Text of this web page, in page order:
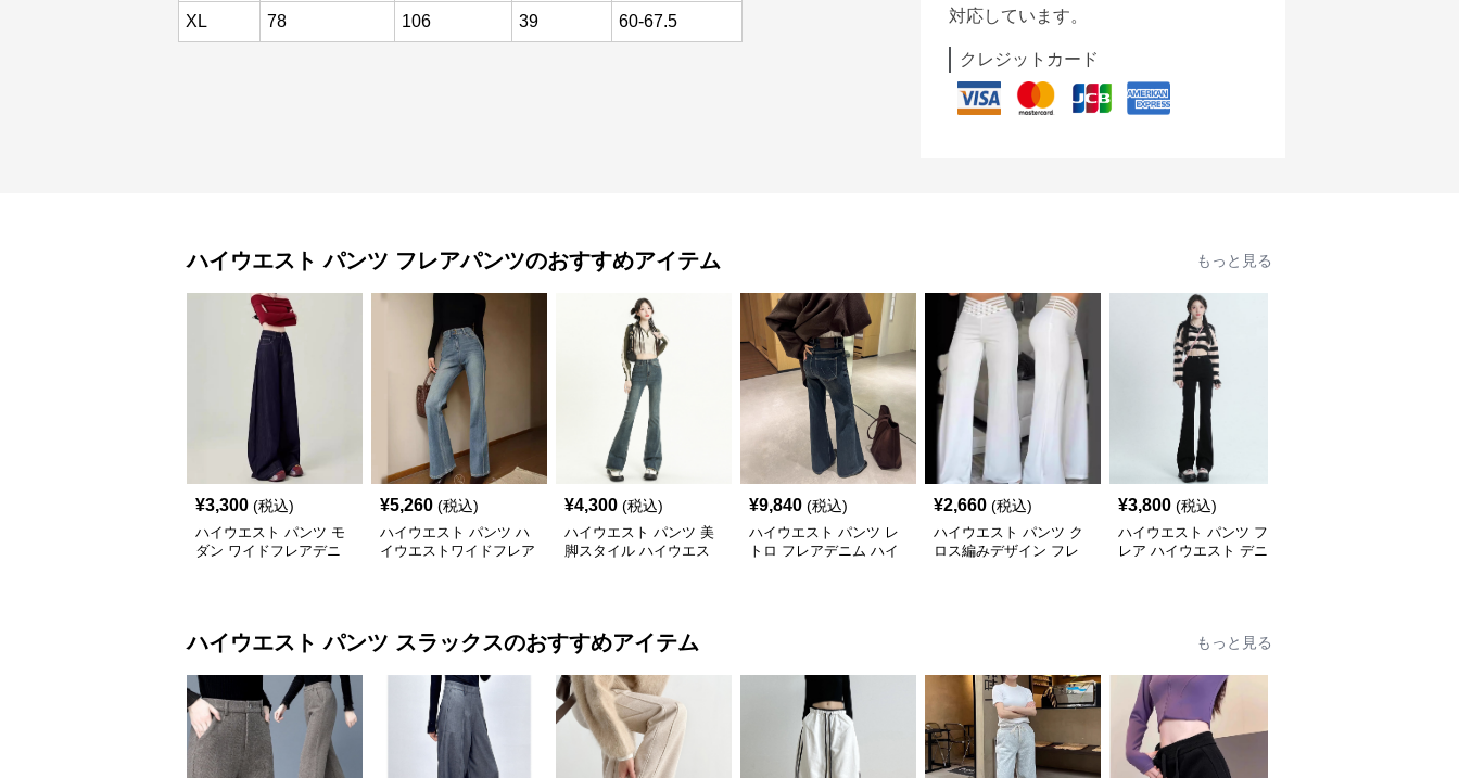
XL 78 106 39 60-67.5
対応しています。
クレジットカード
ハイウエスト パンツ フレアパンツのおすすめアイテム もっと見る
¥3,300 (税込)
ハイウエスト パンツ モ
ダン ワイドフレアデニ
¥5,260 (税込)
ハイウエスト パンツ ハ
イウエストワイドフレア
¥4,300 (税込)
ハイウエスト パンツ 美
脚スタイル ハイウエス
¥9,840 (税込)
ハイウエスト パンツ レ
トロ フレアデニム ハイ
¥2,660 (税込)
ハイウエスト パンツ ク
ロス編みデザイン フレ
¥3,800 (税込)
ハイウエスト パンツ フ
レア ハイウエスト デニ
ハイウエスト パンツ スラックスのおすすめアイテム もっと見る